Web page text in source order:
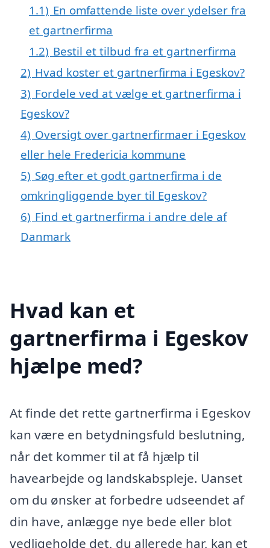
1.1) En omfattende liste over ydelser fra
et gartnerfirma
1.2) Bestil et tilbud fra et gartnerfirma
2) Hvad koster et gartnerfirma i Egeskov?
3) Fordele ved at vælge et gartnerfirma i
Egeskov?
4) Oversigt over gartnerfirmaer i Egeskov
eller hele Fredericia kommune
5) Søg efter et godt gartnerfirma i de
omkringliggende byer til Egeskov?
6) Find et gartnerfirma i andre dele af
Danmark
Hvad kan et
gartnerfirma i Egeskov
hjælpe med?
At finde det rette gartnerfirma i Egeskov
kan være en betydningsfuld beslutning,
når det kommer til at få hjælp til
havearbejde og landskabspleje. Uanset
om du ønsker at forbedre udseendet af
din have, anlægge nye bede eller blot
vedligeholde det, du allerede har, kan et